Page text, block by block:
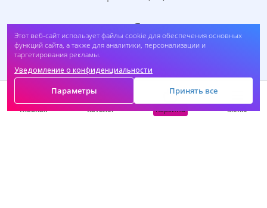
Этот веб-сайт использует файлы cookie для обеспечения основных
функций сайта, а также для аналитики, персонализации и
таргетирования рекламы.
Уведомление о конфиденциальности
Параметры Принять все
Принимаем к оплате:
Главная Каталог Корзина Меню